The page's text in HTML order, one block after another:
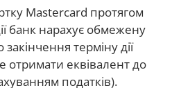
Mastercard протягом
банк нарахує обмежену
терміну дії
отримати еквівалент до
податків).